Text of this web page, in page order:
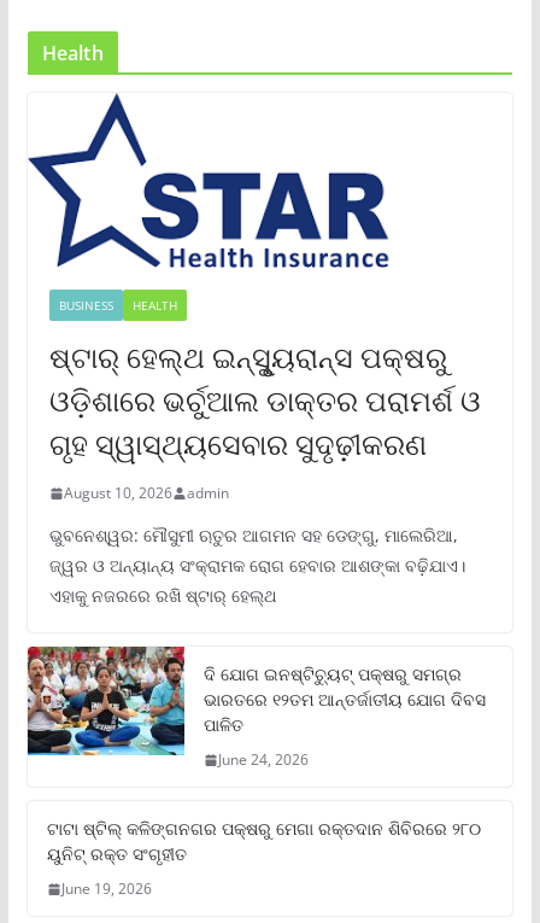
Health
BUSINESS HEALTH
ଷ୍ଟାର୍ ହେଲ୍‌ଥ ଇନ୍‌ସୁୃ୍ୟରାନ୍ସ ପକ୍ଷରୁ
ଓଡ଼ିଶାରେ ଭର୍ଚୁଆଲ ଡାକ୍ତର ପରାମର୍ଶ ଓ
ଗୃହ ସ୍ୱାସ୍ଥ୍ୟସେବାର ସୁଦୃଢ଼ୀକରଣ
August 10, 2026 admin
ଭୁବନେଶ୍ୱର: ମୌସୁମୀ ଋତୁର ଆଗମନ ସହ ଡେଙ୍ଗୁ, ମାଲେରିଆ,
ଜ୍ୱର ଓ ଅନ୍ୟାନ୍ୟ ସଂକ୍ରାମକ ରୋଗ ହେବାର ଆଶଙ୍କା ବଢ଼ିଯାଏ।
ଏହାକୁ ନଜରରେ ରଖି ଷ୍ଟାର୍ ହେଲ୍‌ଥ
ଦି ଯୋଗ ଇନଷ୍ଟିଚ୍ୟୁଟ୍ ପକ୍ଷରୁ ସମଗ୍ର
ଭାରତରେ ୧୨ତମ ଆନ୍ତର୍ଜାତୀୟ ଯୋଗ ଦିବସ
ପାଳିତ
June 24, 2026
ଟାଟା ଷ୍ଟିଲ୍‌ କଳିଙ୍ଗନଗର ପକ୍ଷରୁ ମେଗା ରକ୍ତଦାନ ଶିବିରରେ ୨୮୦
ୟୁନିଟ୍‌ ରକ୍ତ ସଂଗୃହୀତ
June 19, 2026